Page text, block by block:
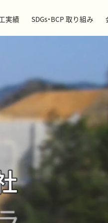
実績 SDGs・BCP 取り組み